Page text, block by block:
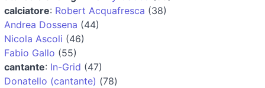
calciatore: Robert Acquafresca (38)
Andrea Dossena (44)
Nicola Ascoli (46)
Fabio Gallo (55)
cantante: In-Grid (47)
Donatello (cantante) (78)